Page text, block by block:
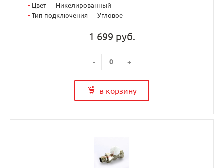
• Цвет — Никелированный
• Тип подключения — Угловое
1 699 руб.
- +
в корзину